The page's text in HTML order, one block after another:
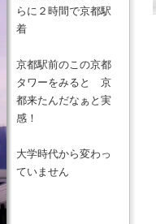
らに２時間で京都駅
着
京都駅前のこの京都
タワーをみると 京
都来たんだなぁと実
感！
大学時代から変わっ
ていません